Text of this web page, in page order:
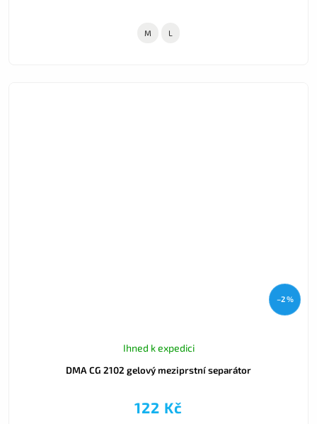
M L
–2 %
DMA CG 2102 gelový meziprstní separátor
Ihned k expedici
122 Kč